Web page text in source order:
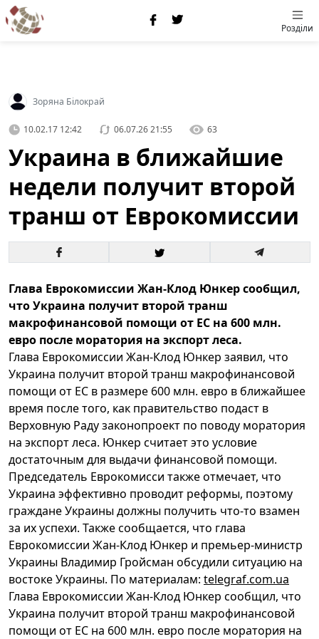
Розділи
Зоряна Білокрай
10.02.17 12:42 06.07.26 21:55 63
Украина в ближайшие
недели получит второй
транш от Еврокомиссии
Глава Еврокомиссии Жан-Клод Юнкер сообщил,
что Украина получит второй транш
макрофинансовой помощи от ЕС на 600 млн.
евро после моратория на экспорт леса.
Глава Еврокомиссии Жан-Клод Юнкер заявил, что
Украина получит второй транш макрофинансовой
помощи от ЕС в размере 600 млн. евро в ближайшее
время после того, как правительство подаст в
Верховную Раду законопроект по поводу моратория
на экспорт леса. Юнкер считает это условие
достаточным для выдачи финансовой помощи.
Председатель Еврокомисси также отмечает, что
Украина эффективно проводит реформы, поэтому
граждане Украины должны получить что-то взамен
за их успехи. Также сообщается, что глава
Еврокомиссии Жан-Клод Юнкер и премьер-министр
Украины Владимир Гройсман обсудили ситуацию на
востоке Украины. По материалам: telegraf.com.ua
Глава Еврокомиссии Жан-Клод Юнкер сообщил, что
Украина получит второй транш макрофинансовой
помощи от ЕС на 600 млн. евро после моратория на